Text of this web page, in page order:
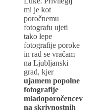
mi je kot
poročnemu
fotografu ujeti
tako lepe
fotografije poroke
in rad se vračam
na Ljubljanski
grad, kjer
ujamem popolne
fotografije
mladoporočencev
na skrivnostnih